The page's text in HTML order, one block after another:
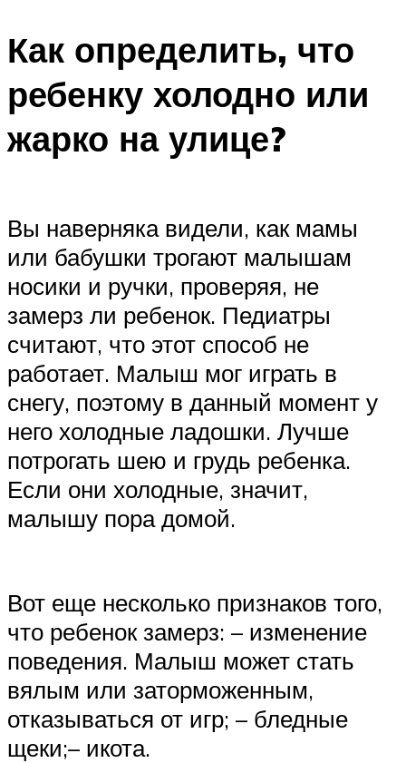
Как определить, что
ребенку холодно или
жарко на улице?
Вы наверняка видели, как мамы
или бабушки трогают малышам
носики и ручки, проверяя, не
замерз ли ребенок. Педиатры
считают, что этот способ не
работает. Малыш мог играть в
снегу, поэтому в данный момент у
него холодные ладошки. Лучше
потрогать шею и грудь ребенка.
Если они холодные, значит,
малышу пора домой.
Вот еще несколько признаков того,
что ребенок замерз: – изменение
поведения. Малыш может стать
вялым или заторможенным,
отказываться от игр; ­– бледные
щеки;– икота.